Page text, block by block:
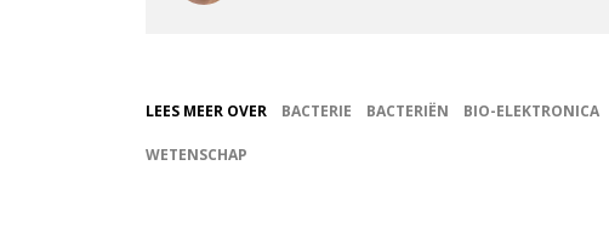
LEES MEER OVER BACTERIE BACTERIËN BIO-ELEKTRONICA
WETENSCHAP